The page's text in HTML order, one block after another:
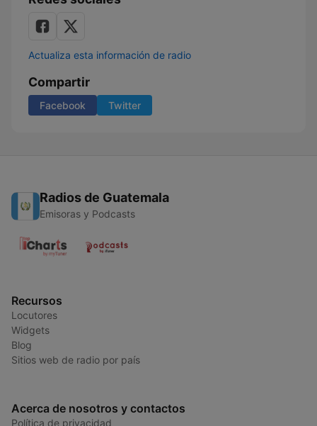
Actualiza esta información de radio
Compartir
Facebook Twitter
Radios de Guatemala
Emisoras y Podcasts
Recursos
Locutores
Widgets
Blog
Sitios web de radio por país
Acerca de nosotros y contactos
Política de privacidad